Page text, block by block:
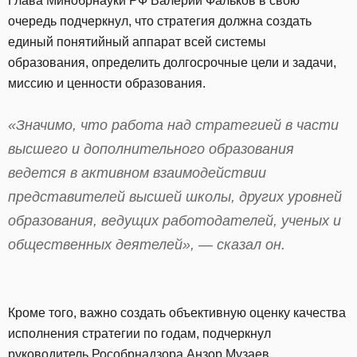
очередь подчеркнул, что стратегия должна создать
единый понятийный аппарат всей системы
образования, определить долгосрочные цели и задачи,
миссию и ценности образования.
«Значимо, что работа над стратегией в части
высшего и дополнительного образования
ведется в активном взаимодействии
представителей высшей школы, других уровней
образования, ведущих работодателей, ученых и
общественных деятелей», — сказал он.
Кроме того, важно создать объективную оценку качества
исполнения стратегии по годам, подчеркнул